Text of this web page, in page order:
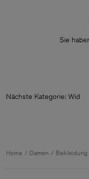
Sie
Nächste Kategorie:
Home Damen Bekleidung